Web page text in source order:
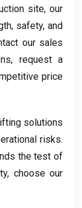
site,our
, safety, and
our sales
, request a
price
solutions
risks.
the test of
, choose our